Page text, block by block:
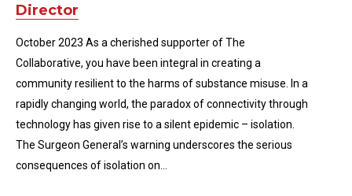
Director
October 2023 As a cherished supporter of The
Collaborative, you have been integral in creating a
community resilient to the harms of substance misuse. In a
rapidly changing world, the paradox of connectivity through
technology has given rise to a silent epidemic – isolation.
The Surgeon General’s warning underscores the serious
consequences of isolation on…